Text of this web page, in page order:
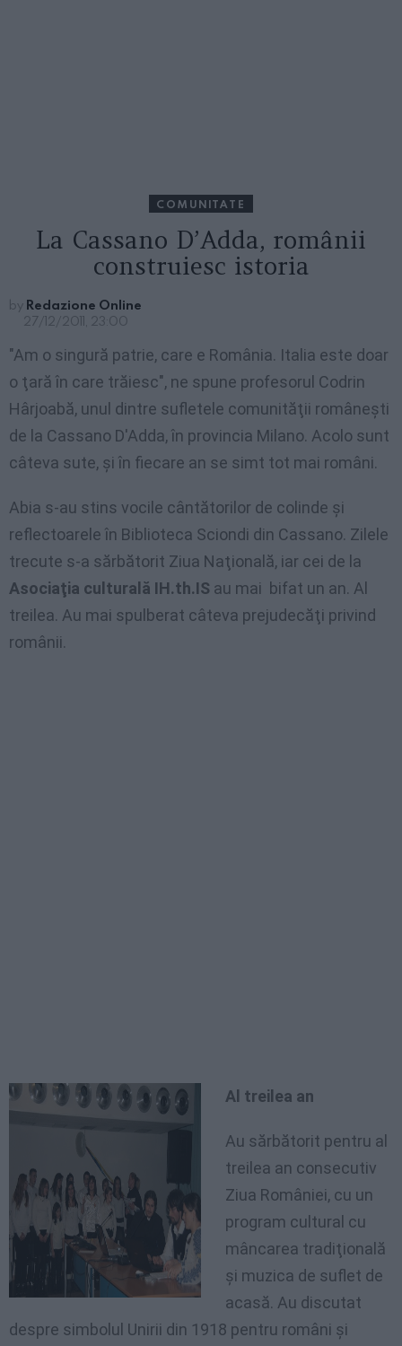
COMUNITATE
La Cassano D’Adda, românii
construiesc istoria
by Redazione Online
27/12/2011, 23:00
"Am o singură patrie, care e România. Italia este doar
o ţară în care trăiesc", ne spune profesorul Codrin
Hârjoabă, unul dintre sufletele comunităţii româneşti
de la Cassano D'Adda, în provincia Milano. Acolo sunt
câteva sute, şi în fiecare an se simt tot mai români.
Abia s-au stins vocile cântătorilor de colinde şi
reflectoarele în Biblioteca Sciondi din Cassano. Zilele
trecute s-a sărbătorit Ziua Naţională, iar cei de la
Asociaţia culturală IH.th.IS au mai bifat un an. Al
treilea. Au mai spulberat câteva prejudecăţi privind
românii.
Al treilea an
Au sărbătorit pentru al
treilea an consecutiv
Ziua României, cu un
program cultural cu
mâncarea tradiţională
şi muzica de suflet de
acasă. Au discutat
despre simbolul Unirii din 1918 pentru români şi